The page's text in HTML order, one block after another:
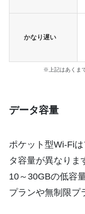
かなり遅い
※上記はあくま
データ容量
ポケット型Wi-Fi
タ容量が異なりま
10～30GBの低容
プランや無制限プ